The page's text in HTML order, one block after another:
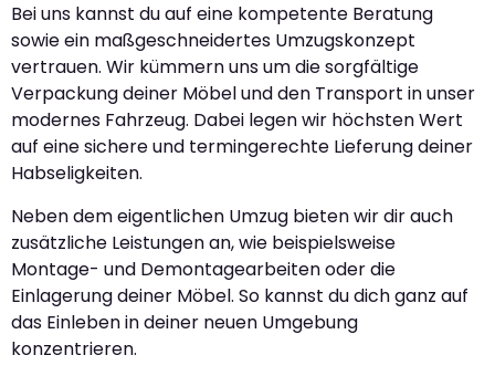
Bei uns kannst du auf eine kompetente Beratung
sowie ein maßgeschneidertes Umzugskonzept
vertrauen. Wir kümmern uns um die sorgfältige
Verpackung deiner Möbel und den Transport in unser
modernes Fahrzeug. Dabei legen wir höchsten Wert
auf eine sichere und termingerechte Lieferung deiner
Habseligkeiten.
Neben dem eigentlichen Umzug bieten wir dir auch
zusätzliche Leistungen an, wie beispielsweise
Montage- und Demontagearbeiten oder die
Einlagerung deiner Möbel. So kannst du dich ganz auf
das Einleben in deiner neuen Umgebung
konzentrieren.